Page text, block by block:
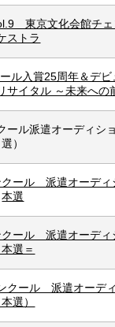
東京文化会館チ
ストラ
ル入賞25周年＆デ
サイタル ～未来への
ール派遣オーディシ
選）
クール 派遣オーデ
本選
クール 派遣オーデ
本選＝
クール 派遣オーデ
本選）